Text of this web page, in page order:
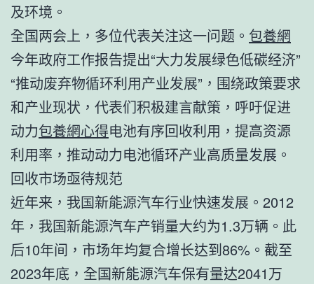
及环境。
全国两会上，多位代表关注这一问题。 包養網
今年政府工作报告提出“大力发展绿色低碳经济”
“推动废弃物循环利用产业发展”，围绕政策要求
和产业现状，代表们积极建言献策，呼吁促进
动力包養網心得电池有序回收利用，提高资源
利用率，推动动力电池循环产业高质量发展。
回收市场亟待规范
近年来，我国新能源汽车行业快速发展。2012
年，我国新能源汽车产销量大约为1.3万辆。此
后10年间，市场年均复合增长达到86%。截至
2023年底，全国新能源汽车保有量达2041万